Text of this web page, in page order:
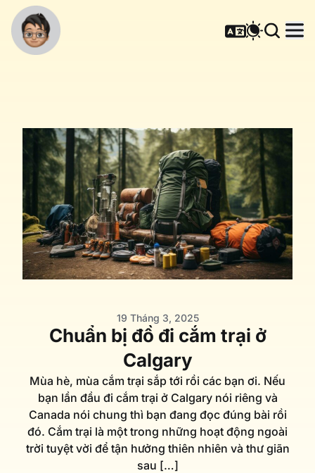
19 Tháng 3, 2025
Chuẩn bị đồ đi cắm trại ở
Calgary
Mùa hè, mùa cắm trại sắp tới rồi các bạn ơi. Nếu
bạn lần đầu đi cắm trại ở Calgary nói riêng và
Canada nói chung thì bạn đang đọc đúng bài rồi
đó. Cắm trại là một trong những hoạt động ngoài
trời tuyệt vời để tận hưởng thiên nhiên và thư giãn
sau […]